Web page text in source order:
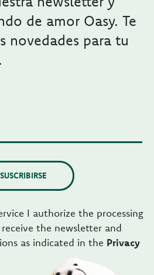
de amor Oasy. Te
novedades para tu
SUSCRIBIRSE
I authorize the processing
the newsletter and
as indicated in the Privacy